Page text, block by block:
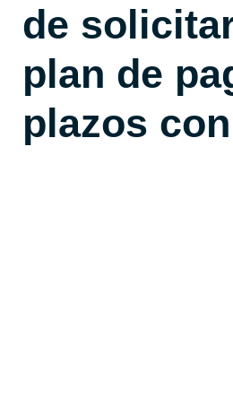
de
plan de
plazos